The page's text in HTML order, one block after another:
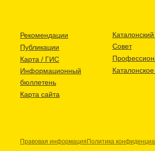
Рекомендации
Публикации
Карта / ГИС
Информационный
бюллетень
Карта сайта
Совет
Правовая информация Политика